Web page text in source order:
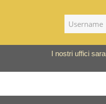
I nostri uffici